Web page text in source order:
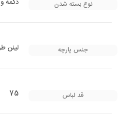
نوع بسته شدن دکمه
جنس پارچه لینن
قد لباس 75